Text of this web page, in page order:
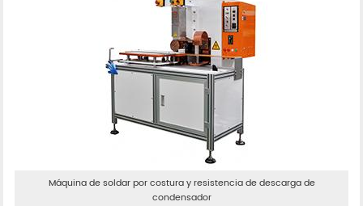
Máquina de soldar por costura y resistencia de descarga de
condensador